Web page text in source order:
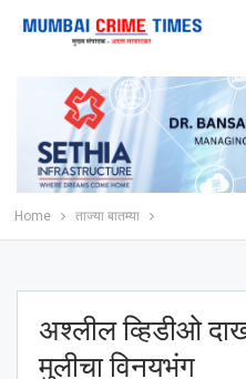
Home ताज्या बातम्या
अश्‍लील व्हिडीओ
मुलीचा विनयभंग